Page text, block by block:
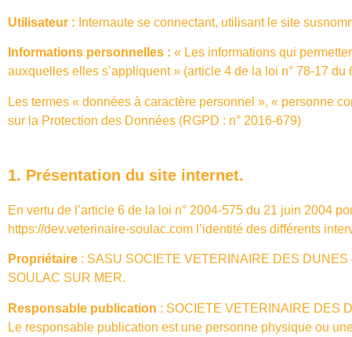
Utilisateur : Internaute se connectant, utilisant le site
Informations personnelles : « Les informations qui
auxquelles elles s’appliquent » (article 4 de la loi n° 78-17 du
Les termes « données à caractère personnel », « personne
sur la Protection des Données (RGPD : n° 2016-679)
1. Présentation du site internet.
En vertu de l’article 6 de la loi n° 2004-575 du 21 juin 2004
https://dev.veterinaire-soulac.com l’identité des différents
Propriétaire : SASU SOCIETE VETERINAIRE DES DUNES
SOULAC SUR MER.
Responsable publication : SOCIETE VETERINAIRE DES
Le responsable publication est une personne physique ou